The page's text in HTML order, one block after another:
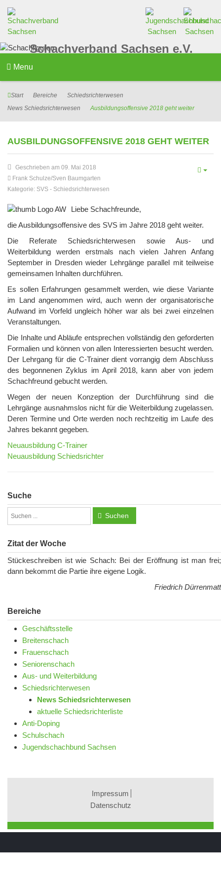
Schachverband Sachsen e.V.
Menu
Start Bereiche
Schiedsrichterwesen
News Schiedsrichterwesen
Ausbildungsoffensive 2018 geht weiter
AUSBILDUNGSOFFENSIVE 2018 GEHT WEITER
Geschrieben am 09. Mai 2018
Frank Schulze/Sven Baumgarten
Kategorie: SVS - Schiedsrichterwesen
Liebe Schachfreunde,
die Ausbildungsoffensive des SVS im Jahre 2018 geht weiter.
Die Referate Schiedsrichterwesen sowie Aus- und
Weiterbildung werden erstmals nach vielen Jahren Anfang
September in Dresden wieder Lehrgänge parallel mit teilweise
gemeinsamen Inhalten durchführen.
Es sollen Erfahrungen gesammelt werden, wie diese Variante
im Land angenommen wird, auch wenn der organisatorische
Aufwand im Vorfeld ungleich höher war als bei zwei einzelnen
Veranstaltungen.
Die Inhalte und Abläufe entsprechen vollständig den geforderten
Formalien und können von allen Interessierten besucht werden.
Der Lehrgang für die C-Trainer dient vorrangig dem Abschluss
des begonnenen Zyklus im April 2018, kann aber von jedem
Schachfreund gebucht werden.
Wegen der neuen Konzeption der Durchführung sind die
Lehrgänge ausnahmslos nicht für die Weiterbildung zugelassen.
Deren Termine und Orte werden noch rechtzeitig im Laufe des
Jahres bekannt gegeben.
Neuausbildung C-Trainer
Neuausbildung Schiedsrichter
Suche
Suchen
Zitat der Woche
Stückeschreiben ist wie Schach: Bei der Eröffnung ist man frei;
dann bekommt die Partie ihre eigene Logik.
Friedrich Dürrenmatt
Bereiche
Geschäftsstelle
Breitenschach
Frauenschach
Seniorenschach
Aus- und Weiterbildung
Schiedsrichterwesen
News Schiedsrichterwesen
aktuelle Schiedsrichterliste
Anti-Doping
Schulschach
Jugendschachbund Sachsen
Impressum
Datenschutz